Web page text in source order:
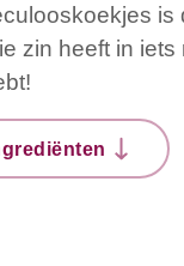
is
zin heeft in iets